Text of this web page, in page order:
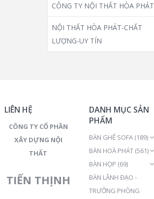
CÔNG TY NỘI THẤT HÒA PHÁT
NỘI THẤT HÒA PHÁT-CHẤT
LƯỢNG-UY TÍN
LIÊN HỆ
CÔNG TY CỔ PHẦN
XÂY DỰNG NỘI
THẤT
TIẾN THỊNH
DANH MỤC SẢN
PHẨM
BÀN GHẾ SOFA (189)
BÀN HOÀ PHÁT (561)
BÀN HỌP (69)
BÀN LÃNH ĐẠO -
TRƯỞNG PHÒNG